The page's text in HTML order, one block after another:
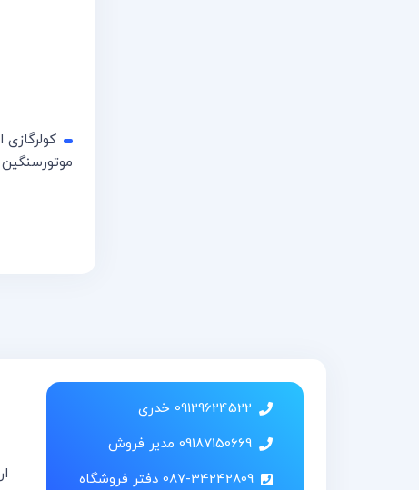
09129624522 خدری
09187150669 مدیر فروش
087-34242809 دفتر فروشگاه